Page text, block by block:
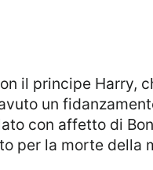
un
con affetto di
per la morte della